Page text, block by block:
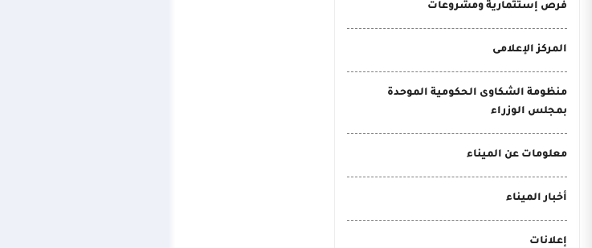
فرص إستثمارية ومشروعات
المركز الإعلامى
منظومة الشكاوى الحكومية الموحدة
بمجلس الوزراء
معلومات عن الميناء
أخبار الميناء
إعلانات